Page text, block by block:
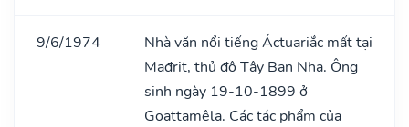
9/6/1974
Nhà văn nổi tiếng Áctuariắc mất tại
Mađrit, thủ đô Tây Ban Nha. Ông
sinh ngày 19-10-1899 ở
Goattamêla. Các tác phẩm của